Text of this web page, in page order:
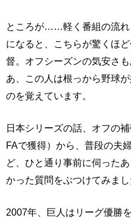
ところが……軽く番組の流れ
になると、こちらが驚くほ
督。オフシーズンの気安さ
あ、この人は根っから野球
のを覚えています。
日本シリーズの話、オフの
FAで獲得）から、普段の夫
ど、ひと通り事前に伺った
かった質問をぶつけてみまし
2007年、巨人はリーグ優勝